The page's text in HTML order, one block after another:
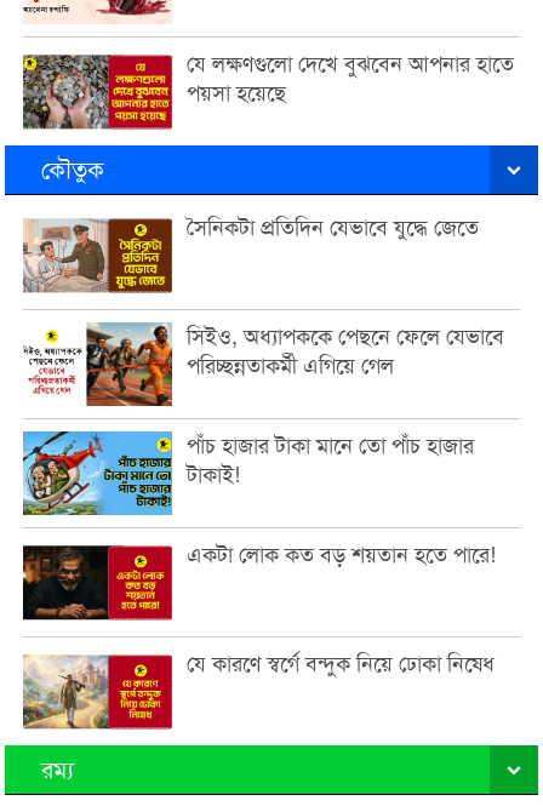
যে লক্ষণগুলো দেখে বুঝবেন আপনার হাতে
পয়সা হয়েছে
কৌতুক
সৈনিকটা প্রতিদিন যেভাবে যুদ্ধে জেতে
সিইও, অধ্যাপককে পেছনে ফেলে যেভাবে
পরিচ্ছন্নতাকর্মী এগিয়ে গেল
পাঁচ হাজার টাকা মানে তো পাঁচ হাজার
টাকাই!
একটা লোক কত বড় শয়তান হতে পারে!
যে কারণে স্বর্গে বন্দুক নিয়ে ঢোকা নিষেধ
রম্য